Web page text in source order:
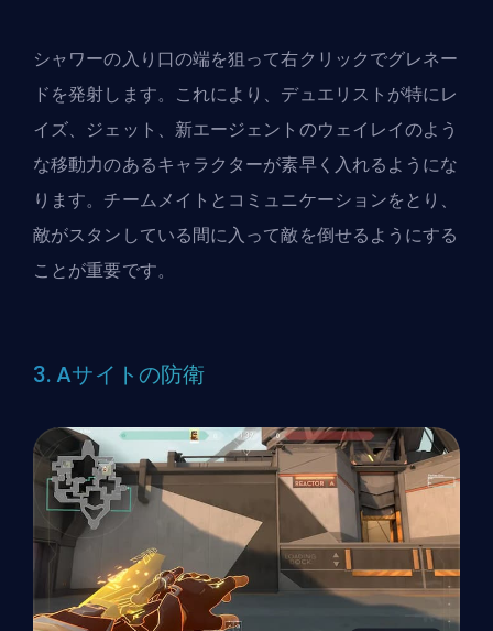
シャワーの入り口の端を狙って右クリックでグレネー
ドを発射します。これにより、デュエリストが特にレ
イズ、ジェット、 新エージェントのウェイレイのよう
な移動力のあるキャラクターが素早く入れるようにな
ります。チームメイトとコミュニケーションをとり、
敵がスタンしている間に入って敵を倒せるようにする
ことが重要です。
3. Aサイトの防衛